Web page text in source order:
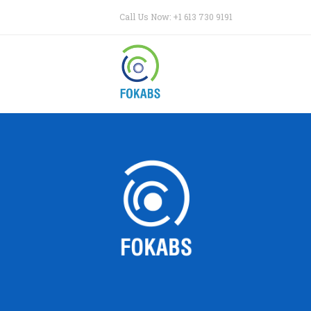
Call Us Now: +1 613 730 9191